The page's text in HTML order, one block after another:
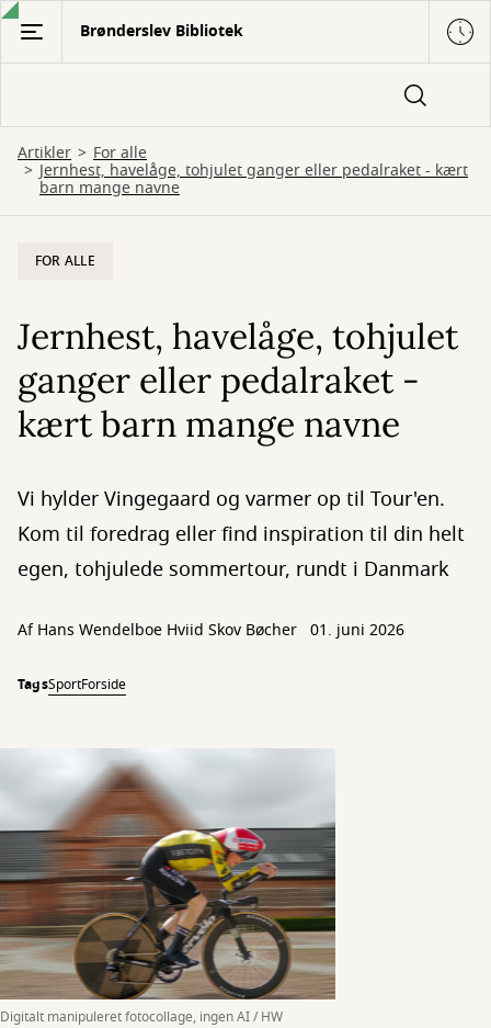
Gå
hovedindhold
Brønderslev Bibliotek
Artikler For alle
Jernhest, havelåge, tohjulet ganger eller pedalraket - kært
barn mange navne
FOR ALLE
Jernhest, havelåge, tohjulet
ganger eller pedalraket -
kært barn mange navne
Vi hylder Vingegaard og varmer op til Tour'en.
Kom til foredrag eller find inspiration til din helt
egen, tohjulede sommertour, rundt i Danmark
AfHans Wendelboe Hviid Skov Bøcher 01. juni 2026
TagsSportForside
Digitalt manipuleret fotocollage, ingen AI / HW